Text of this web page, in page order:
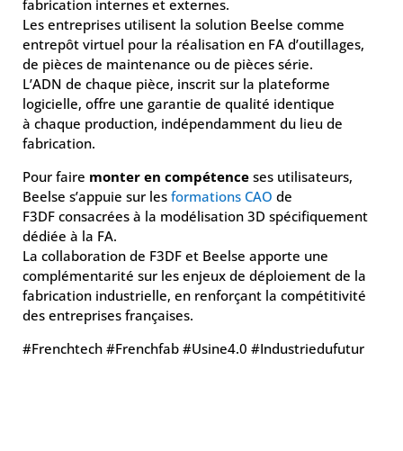
fabrication internes et externes.
Les entreprises utilisent la solution Beelse comme
entrepôt virtuel pour la réalisation en FA d’outillages,
de pièces de maintenance ou de pièces série.
L’ADN de chaque pièce, inscrit sur la plateforme
logicielle, offre une garantie de qualité identique
à chaque production, indépendamment du lieu de
fabrication.
Pour faire monter en compétence ses utilisateurs,
Beelse s’appuie sur les formations CAO de
F3DF consacrées à la modélisation 3D spécifiquement
dédiée à la FA.
La collaboration de F3DF et Beelse apporte une
complémentarité sur les enjeux de déploiement de la
fabrication industrielle, en renforçant la compétitivité
des entreprises françaises.
#Frenchtech #Frenchfab #Usine4.0 #Industriedufutur